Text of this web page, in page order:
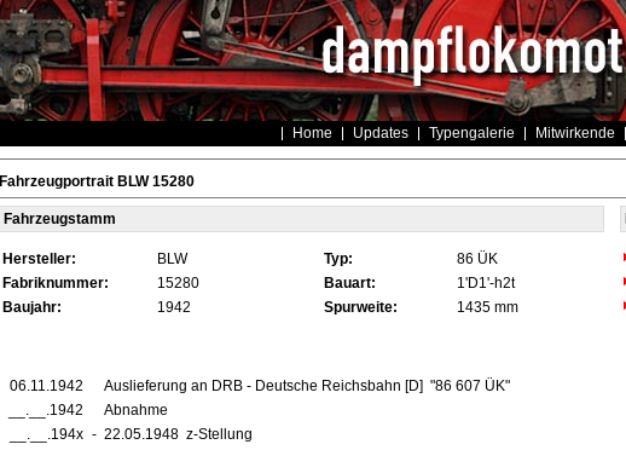
Home Updates Typengalerie Mitwirkende
Fahrzeugportrait BLW 15280
Fahrzeugstamm
Hersteller: BLW Typ: 86 ÜK
Fabriknummer:
15280 Bauart: 1'D1'-h2t
Baujahr:
1942 Spurweite: 1435 mm
06.11.1942
Auslieferung an DRB - Deutsche Reichsbahn [D] "86 607 ÜK"
__.__.1942
Abnahme
__.__.194x - 22.05.1948 z-Stellung